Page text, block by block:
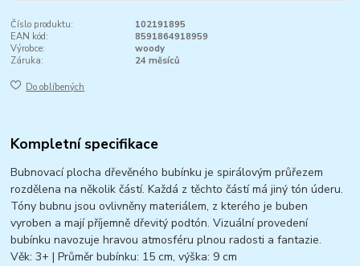
Číslo produktu:
102191895
EAN kód:
8591864918959
Výrobce:
woody
Záruka:
24 měsíců
Do oblíbených
Kompletní specifikace
Bubnovací plocha dřevěného bubínku je spirálovým průřezem
rozdělena na několik částí. Každá z těchto částí má jiný tón úderu.
Tóny bubnu jsou ovlivněny materiálem, z kterého je buben
vyroben a mají příjemně dřevitý podtón. Vizuální provedení
bubínku navozuje hravou atmosféru plnou radosti a fantazie.
Věk: 3+ | Průměr bubínku: 15 cm, výška: 9 cm